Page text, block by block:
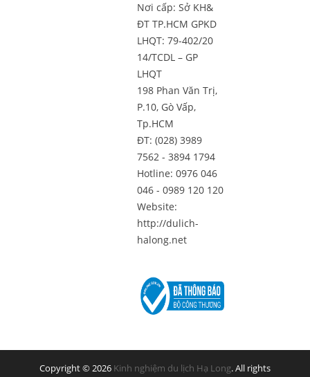
Nơi cấp: Sở KH&
ĐT TP.HCM GPKD
LHQT: 79-402/20
14/TCDL – GP
LHQT
198 Phan Văn Trị,
P.10, Gò Vấp,
Tp.HCM
ĐT: (028) 3989
7562 - 3894 1794
Hotline: 0976 046
046 - 0989 120 120
Website:
http://dulich-
halong.net
Copyright © 2026 Kinh nghiệm du lịch Hạ Long. All rights